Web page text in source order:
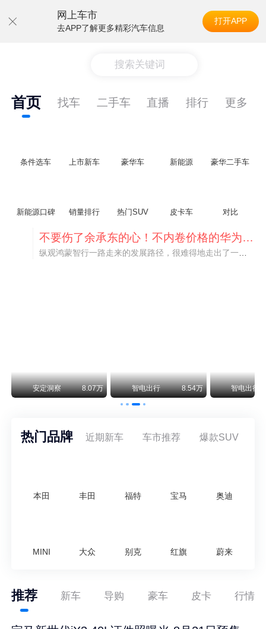
网上车市
去APP了解更多精彩汽车信息
打开APP
搜索关键词
首页 找车 二手车 直播 排行 更多
条件选车 上市新车 豪华车 新能源 豪华二手车
新能源口碑 销量排行 热门SUV 皮卡车 对比
不要伤了余承东的心！不内卷价格的华为，弥足珍贵！
安定洞察 8.07万 智电出行 8.54万 智电出行
热门品牌 近期新车 车市推荐 爆款SUV
本田 丰田 福特 宝马 奥迪
MINI 大众 别克 红旗 蔚来
推荐 新车 导购 豪车 皮卡 行情